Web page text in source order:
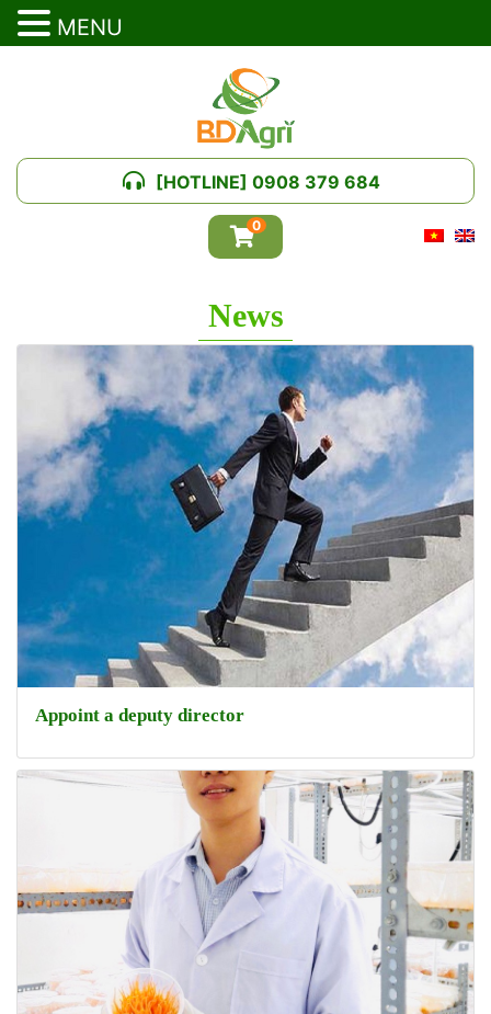
[HOTLINE] 0908 379 684
0
News
Appoint a deputy director
MENU